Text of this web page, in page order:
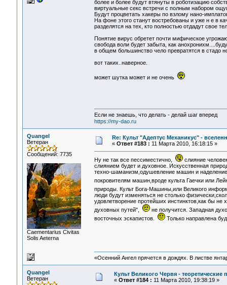
более и более будут втянуты в роботизацию
виртуальные секс встречи с полным набором
Будут процветать хакеры по взлому нано-
На фоне этого станут востребованы и уже н е в
разделятся на тех, кто полностью отдадут свое
Понятие вирус обретет почти мифическое
свобода воли будет забыта, как
в общем большинство чело превратятся в стадо
вот таких..наверное.
может шутка может и не очень
Если не знаешь, что делать - делай шаг вперед
https://my-dao.ru
Quangel
Ветеран
Сообщений: 7735
Сaementarius Civitas
Solis Aeterna
Re: Культ "Адептус Механикус" -
« Ответ #183 : 11 Марта 2010, 16:18:15 »
Ну не так все пессиместично,
слияние
слиянием будет и духовное. Искусственная
техно-шаманизм,одушевление машин и
покровителям машин,вроде культа Гаечки или
природы. Культ Бога-Машины,или Великого
люди будут изменяться не столько
удовлетворение протейших инстинктов,как бы
духовных путей",
не получится. Западная
восточных эскапистов.
Только направлена
«Осенний Ангел прячется в дождях. В листве
Quangel
Ветеран
Культ Великого Червя - теоретические
« Ответ #184 : 11 Марта 2010, 19:38:19 »